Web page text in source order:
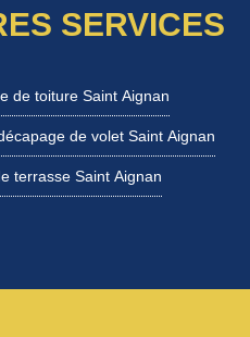
SERVICES
de toiture Saint Aignan
de volet Saint Aignan
terrasse Saint Aignan